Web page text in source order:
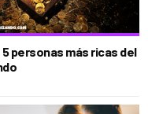
5 personas más ricas del